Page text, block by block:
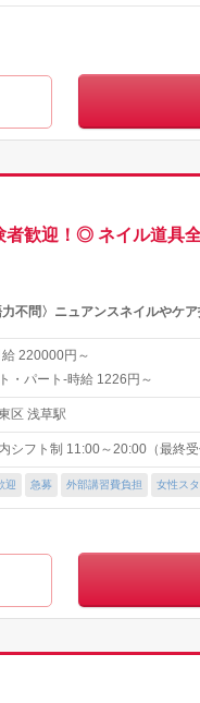
歓迎！◎ ネイル道具
不問〉ニュアンスネイルやケ
220000円～
・パート-時給 1226円～
区 浅草駅
シフト制 11:00～20:00（最終
迎 急募 外部講習費負担 女性ス